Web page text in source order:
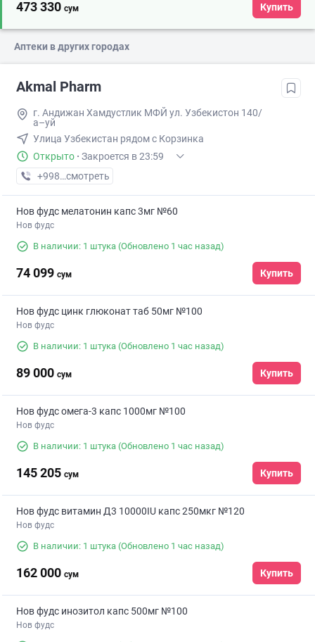
473 330 сум Купить
Аптеки в других городах
Akmal Pharm
г. Андижан Хамдустлик МФЙ ул. Узбекистон 140/
а–уй
Улица Узбекистан рядом с Корзинка
Открыто · Закроется в 23:59
+998 (90) XXX-XX-XX
смотреть
Нов фудс мелатонин капс 3мг №60
Нов фудс
В наличии: 1 штука (Обновлено 1 час назад)
74 099 сум Купить
Нов фудс цинк глюконат таб 50мг №100
Нов фудс
В наличии: 1 штука (Обновлено 1 час назад)
89 000 сум Купить
Нов фудс омега-3 капс 1000мг №100
Нов фудс
В наличии: 1 штука (Обновлено 1 час назад)
145 205 сум Купить
Нов фудс витамин Д3 10000IU капс 250мкг №120
Нов фудс
В наличии: 1 штука (Обновлено 1 час назад)
162 000 сум Купить
Нов фудс инозитол капс 500мг №100
Нов фудс